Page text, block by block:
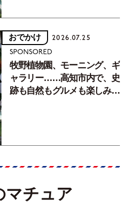
おでかけ 2026.07.25
SPONSORED
牧野植物園、モーニング、ギ
ャラリー……高知市内で、史
跡も自然もグルメも楽しみ尽
マチュア